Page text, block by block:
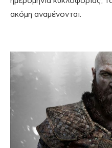
ακόμη αναμένονται.